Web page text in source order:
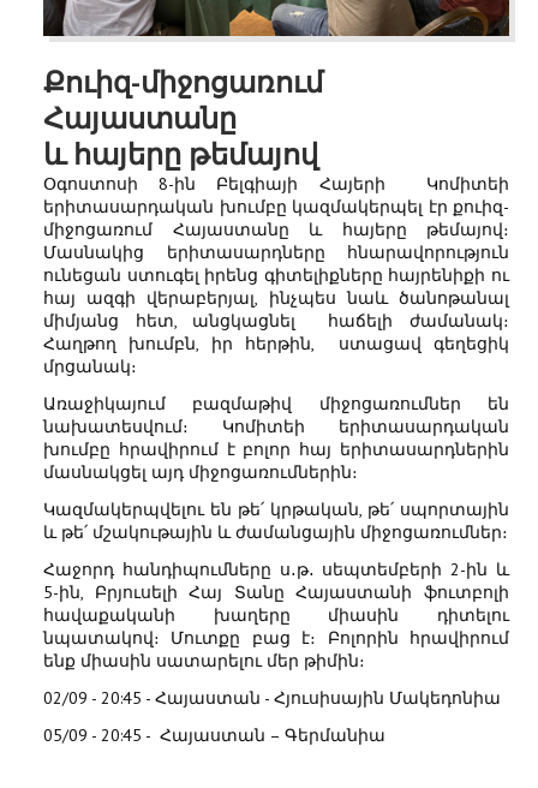
Քուիզ-միջոցառում
Հայաստանը
և հայերը թեմայով
Օգոստոսի 8-ին Բելգիայի Հայերի Կոմիտեի
երիտասարդական խումբը կազմակերպել էր քուիզ-
միջոցառում Հայաստանը և հայերը թեմայով։
Մասնակից երիտասարդները հնարավորություն
ունեցան ստուգել իրենց գիտելիքները հայրենիքի ու
հայ ազգի վերաբերյալ, ինչպես նաև ծանոթանալ
միմյանց հետ, անցկացնել հաճելի ժամանակ։
Հաղթող խումբն, իր հերթին, ստացավ գեղեցիկ
մրցանակ։
Առաջիկայում բազմաթիվ միջոցառումներ են
նախատեսվում։ Կոմիտեի երիտասարդական
խումբը հրավիրում է բոլոր հայ երիտասարդներին
մասնակցել այդ միջոցառումներին։
Կազմակերպվելու են թե՛ կրթական, թե՛ սպորտային
և թե՛ մշակութային և ժամանցային միջոցառումներ։
Հաջորդ հանդիպումները ս․թ․ սեպտեմբերի 2-ին և
5-ին, Բրյուսելի Հայ Տանը Հայաստանի ֆուտբոլի
հավաքականի խաղերը միասին դիտելու
նպատակով։ Մուտքը բաց է։ Բոլորին հրավիրում
ենք միասին սատարելու մեր թիմին։
02/09 - 20:45 - Հայաստան - Հյուսիսային Մակեդոնիա
05/09 - 20:45 - Հայաստան – Գերմանիա